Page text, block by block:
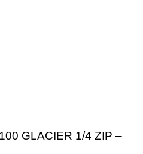
GLACIER 1/4 ZIP –